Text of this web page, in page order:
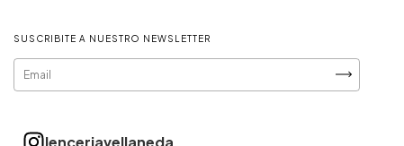
SUSCRIBITE A NUESTRO NEWSLETTER